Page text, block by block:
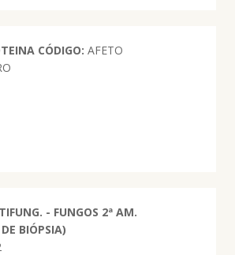
CÓDIGO: AFETO
- FUNGOS 2ª AM.
BIÓPSIA)